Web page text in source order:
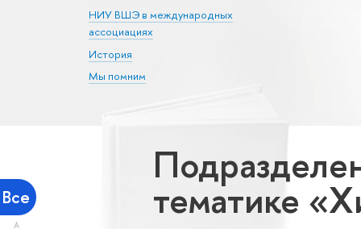
НИУ ВШЭ в международных
ассоциациях
История
Мы помним
Все
А
тематике